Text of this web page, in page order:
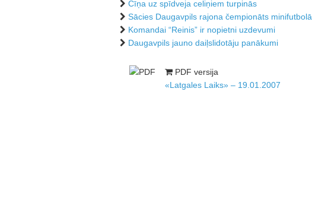
Cīņa uz spīdveja celiņiem turpinās
Sācies Daugavpils rajona čempionāts minifutbolā
Komandai “Reinis” ir nopietni uzdevumi
Daugavpils jauno daiļslidotāju panākumi
PDF versija
«Latgales Laiks» – 19.01.2007